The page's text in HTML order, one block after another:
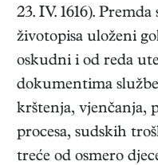
23. IV. 1616). Premda
životopisa uloženi
oskudni i od reda
dokumentima
krštenja, vjenčanja,
procesa, sudskih
treće od osmero